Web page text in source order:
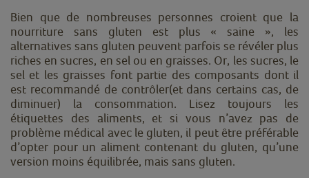
Bien que de nombreuses personnes croient que la
nourriture sans gluten est plus « saine », les
alternatives sans gluten peuvent parfois se révéler plus
riches en sucres, en sel ou en graisses. Or, les sucres, le
sel et les graisses font partie des composants dont il
est recommandé de contrôler(et dans certains cas, de
diminuer) la consommation. Lisez toujours les
étiquettes des aliments, et si vous n’avez pas de
problème médical avec le gluten, il peut être préférable
d’opter pour un aliment contenant du gluten, qu’une
version moins équilibrée, mais sans gluten.